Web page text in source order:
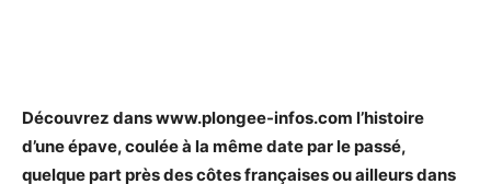
Découvrez dans www.plongee-infos.com l’histoire
d’une épave, coulée à la même date par le passé,
quelque part près des côtes françaises ou ailleurs dans